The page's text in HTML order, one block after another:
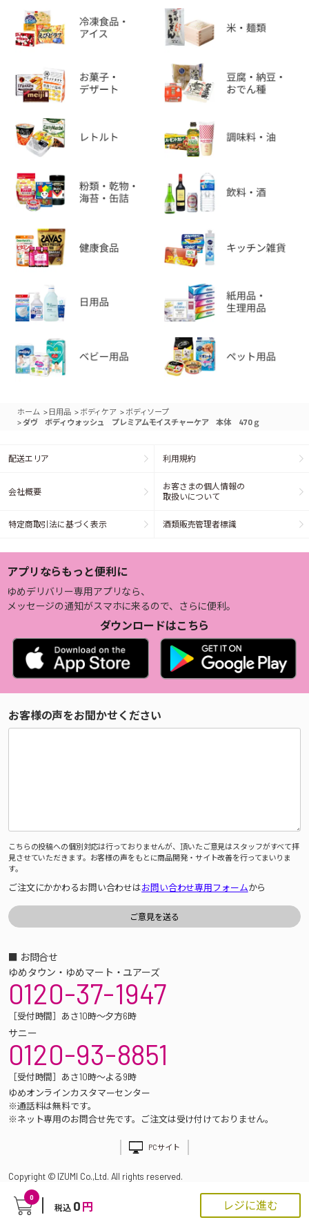
0
税込 0 円 レジに進む
ホーム > 日用品 > ボディケア > ボディソープ
> ダヴ ボディウォッシュ プレミアムモイスチャーケア 本体 470ｇ
配送エリア 利用規約
会社概要
お客さまの個人情報の
取扱いについて
特定商取引法に基づく表示 酒類販売管理者標識
アプリならもっと便利に
ゆめデリバリー専用アプリなら、
メッセージの通知がスマホに来るので、さらに便利。
ダウンロードはこちら
お客様の声をお聞かせください
こちらの投稿への個別対応は行っておりませんが、頂いたご意見はスタッフがすべて拝
見させていただきます。お客様の声をもとに商品開発・サイト改善を行ってまいりま
す。
ご注文にかかわるお問い合わせはお問い合わせ専用フォームから
■ お問合せ
ゆめタウン・ゆめマート・ユアーズ
0120-37-1947
［受付時間］あさ10時～夕方6時
サニー
0120-93-8851
［受付時間］あさ10時～よる9時
ゆめオンラインカスタマーセンター
※通話料は無料です。
※ネット専用のお問合せ先です。ご注文は受け付けておりません。
PCサイト
Copyright © IZUMI Co.,Ltd. All rights reserved.